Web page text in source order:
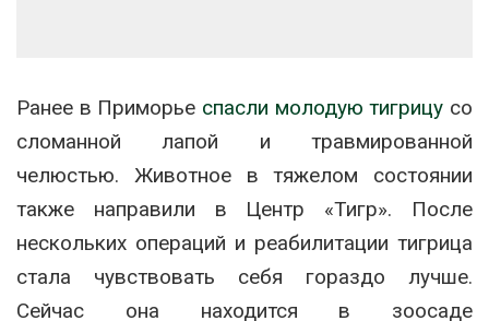
Ранее в Приморье спасли молодую тигрицу со
сломанной лапой и травмированной
челюстью. Животное в тяжелом состоянии
также направили в Центр «Тигр». После
нескольких операций и реабилитации тигрица
стала чувствовать себя гораздо лучше.
Сейчас она находится в зоосаде